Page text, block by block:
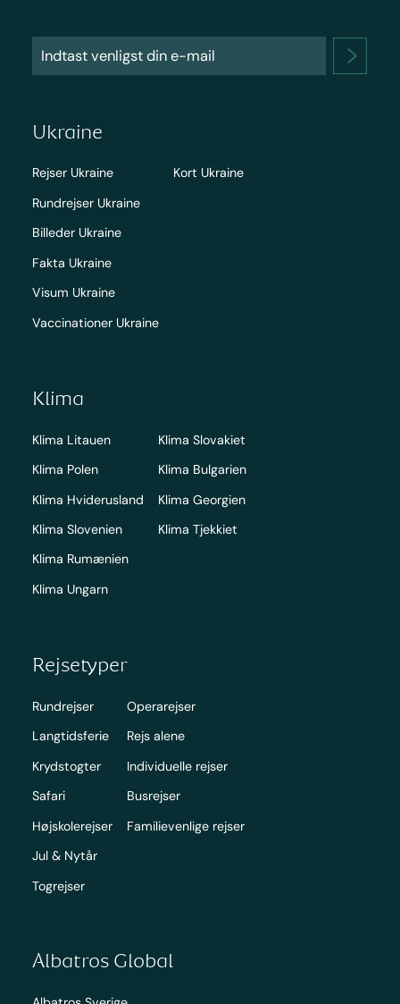
Ukraine
Rejser Ukraine
Rundrejser Ukraine
Billeder Ukraine
Fakta Ukraine
Visum Ukraine
Vaccinationer Ukraine
Kort Ukraine
Klima
Klima Litauen
Klima Polen
Klima Hviderusland
Klima Slovenien
Klima Rumænien
Klima Ungarn
Klima Slovakiet
Klima Bulgarien
Klima Georgien
Klima Tjekkiet
Rejsetyper
Rundrejser
Langtidsferie
Krydstogter
Safari
Højskolerejser
Jul & Nytår
Togrejser
Operarejser
Rejs alene
Individuelle rejser
Busrejser
Familievenlige rejser
Albatros Global